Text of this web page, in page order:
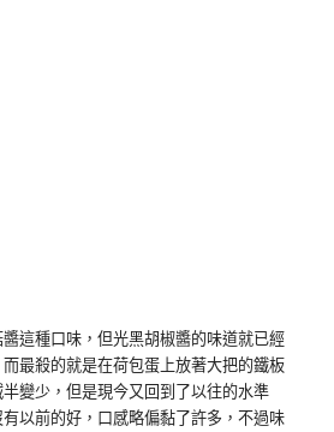
這種口味，但光黑胡椒醬的味道就已經
最殺的就是在荷包蛋上放著大把的鐵板
變少，但是現今又回到了以往的水準
以前的好，口感略偏黏了許多，不過味